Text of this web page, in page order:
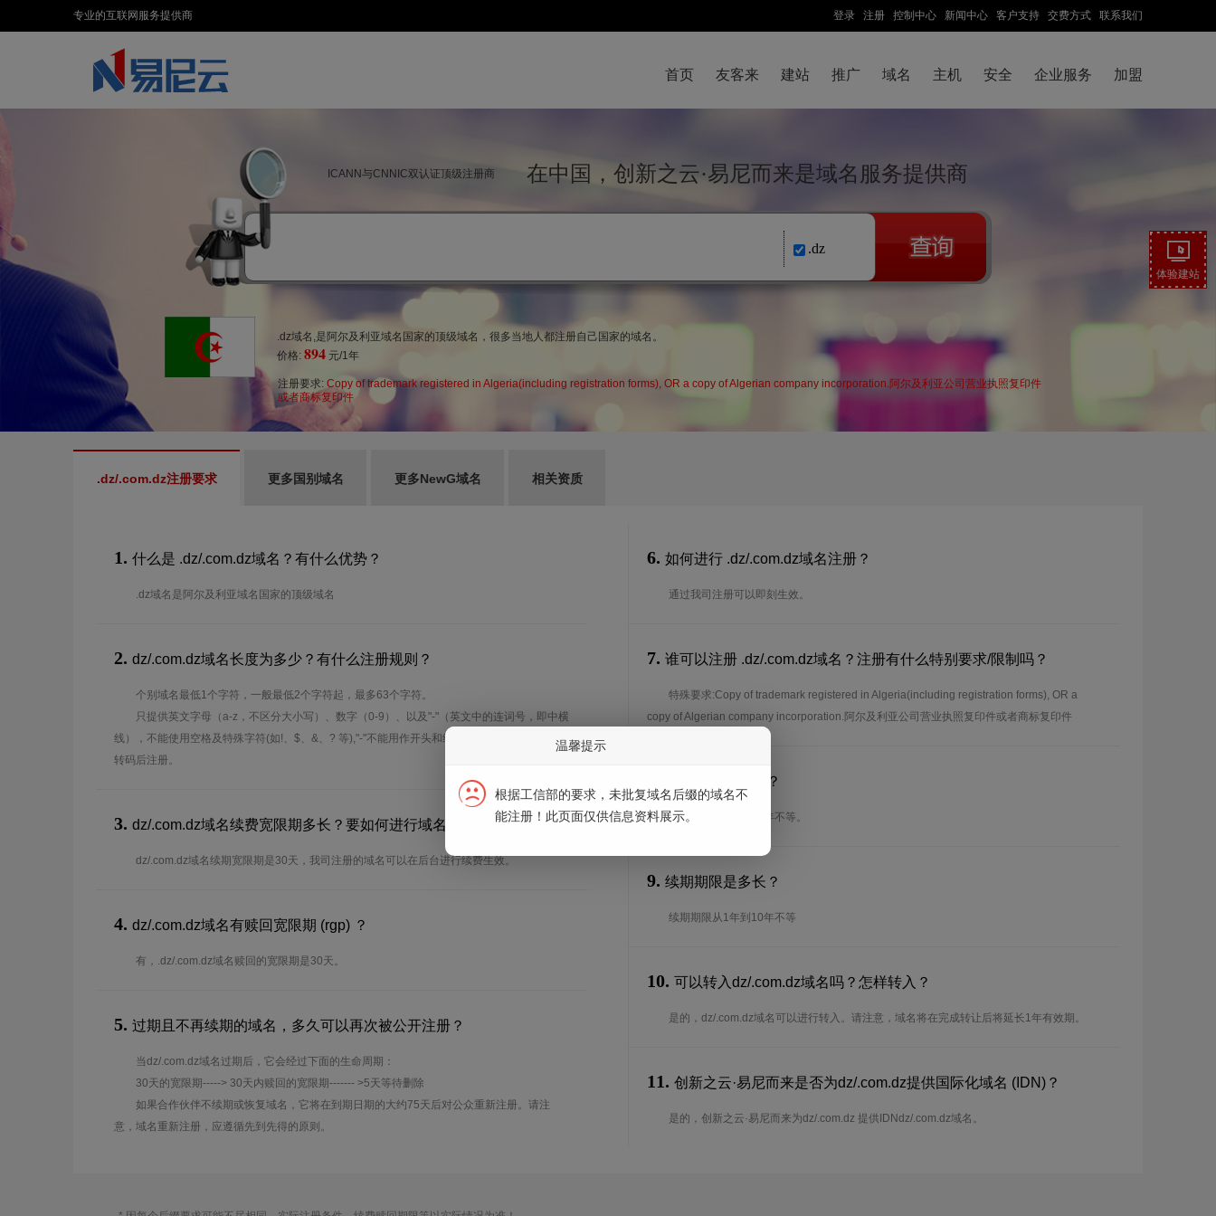
专业的互联网服务提供商 登录 注册 控制中心 新闻中心 客户支持 交费方式 联系我们
首页 友客来 建站 推广 域名 主机 安全 企业服务 加盟
ICANN与CNNIC双认证顶级注册商 在中国，创新之云·易尼而来是域名服务提供商
.dz
.dz域名,是阿尔及利亚域名国家的顶级域名，很多当地人都注册自己国家的域名。
价格: 894 元/1年
注册要求: Copy of trademark registered in Algeria(including registration forms), OR a copy of Algerian company incorporation.阿尔及利亚公司营业执照复印件
或者商标复印件
.dz/.com.dz注册要求 更多国别域名 更多NewG域名 相关资质
1. 什么是 .dz/.com.dz域名？有什么优势？
.dz域名是阿尔及利亚域名国家的顶级域名
2. dz/.com.dz域名长度为多少？有什么注册规则？
个别域名最低1个字符，一般最低2个字符起，最多63个字符。
只提供英文字母（a-z，不区分大小写）、数字（0-9）、以及"-"（英文中的连词号，即中横
线），不能使用空格及特殊字符(如!、$、&、? 等),"-"不能用作开头和结尾。注*中文域名实际是
转码后注册。
3. dz/.com.dz域名续费宽限期多长？要如何进行域名续费？
dz/.com.dz域名续期宽限期是30天，我司注册的域名可以在后台进行续费生效。
4. dz/.com.dz域名有赎回宽限期 (rgp) ？
有，.dz/.com.dz域名赎回的宽限期是30天。
5. 过期且不再续期的域名，多久可以再次被公开注册？
当dz/.com.dz域名过期后，它会经过下面的生命周期：
30天的宽限期-----> 30天内赎回的宽限期------- >5天等待删除
如果合作伙伴不续期或恢复域名，它将在到期日期的大约75天后对公众重新注册。请注
意，域名重新注册，应遵循先到先得的原则。
6. 如何进行 .dz/.com.dz域名注册？
通过我司注册可以即刻生效。
7. 谁可以注册 .dz/.com.dz域名？注册有什么特别要求/限制吗？
特殊要求:Copy of trademark registered in Algeria(including registration forms), OR a
copy of Algerian company incorporation.阿尔及利亚公司营业执照复印件或者商标复印件
注册期限是多长？
注册期限从1年到10年不等。
9. 续期期限是多长？
续期期限从1年到10年不等
10. 可以转入dz/.com.dz域名吗？怎样转入？
是的，dz/.com.dz域名可以进行转入。请注意，域名将在完成转让后将延长1年有效期。
11. 创新之云·易尼而来是否为dz/.com.dz提供国际化域名 (IDN)？
是的，创新之云·易尼而来为dz/.com.dz 提供IDNdz/.com.dz域名。
体验建站
温馨提示
根据工信部的要求，未批复域名后缀的域名不
能注册！此页面仅供信息资料展示。